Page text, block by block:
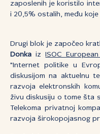
zaposlenih je koristilo
i 20,5% ostalih, među
Drugi blok je započeo
Donka iz ISOC
"Internet politike u
diskusijom na aktuelnu
razvoja elektronskih
živu diskusiju o tome šta
Telekoma privatnoj
razvoja širokopojasnog